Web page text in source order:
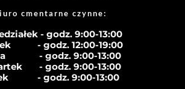
cmentarne czynne:
- godz. 9:00-13:00
- godz. 12:00-19:00
- godz. 9:00-13:00
- godz. 9:00-13:00
- godz. 9:00-13:00